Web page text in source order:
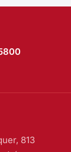
813